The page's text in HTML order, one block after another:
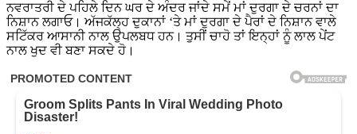
ਨਵਰਾਤਰੀ ਦੇ ਪਹਿਲੇ ਦਿਨ ਘਰ ਦੇ ਅੰਦਰ ਜਾਂਦੇ ਸਮੇਂ ਮਾਂ ਦੁਰਗਾ ਦੇ ਚਰਨਾਂ ਦਾ
ਨਿਸ਼ਾਨ ਲਗਾਓ। ਅੱਜਕੱਲ੍ਹ ਦੁਕਾਨਾਂ ‘ਤੇ ਮਾਂ ਦੁਰਗਾ ਦੇ ਪੈਰਾਂ ਦੇ ਨਿਸ਼ਾਨ ਵਾਲੇ
ਸਟਿੱਕਰ ਆਸਾਨੀ ਨਾਲ ਉਪਲਬਧ ਹਨ। ਤੁਸੀਂ ਚਾਹੋ ਤਾਂ ਇਨ੍ਹਾਂ ਨੂੰ ਲਾਲ ਪੇਂਟ
ਨਾਲ ਖੁਦ ਵੀ ਬਣਾ ਸਕਦੇ ਹੋ।